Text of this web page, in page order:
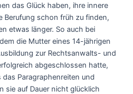
das Glück haben, ihre innere
Berufung schon früh zu finden,
etwas länger. So auch bei
die Mutter eines 14-jährigen
zur Rechtsanwalts- und
abgeschlossen hatte,
Paragraphenreiten und
sie auf Dauer nicht glücklich